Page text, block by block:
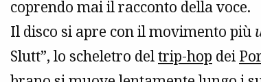
coprendo mai il racconto della voce.
Il disco si apre con il movimento più
Slutt”, lo scheletro deltrip-hop dei